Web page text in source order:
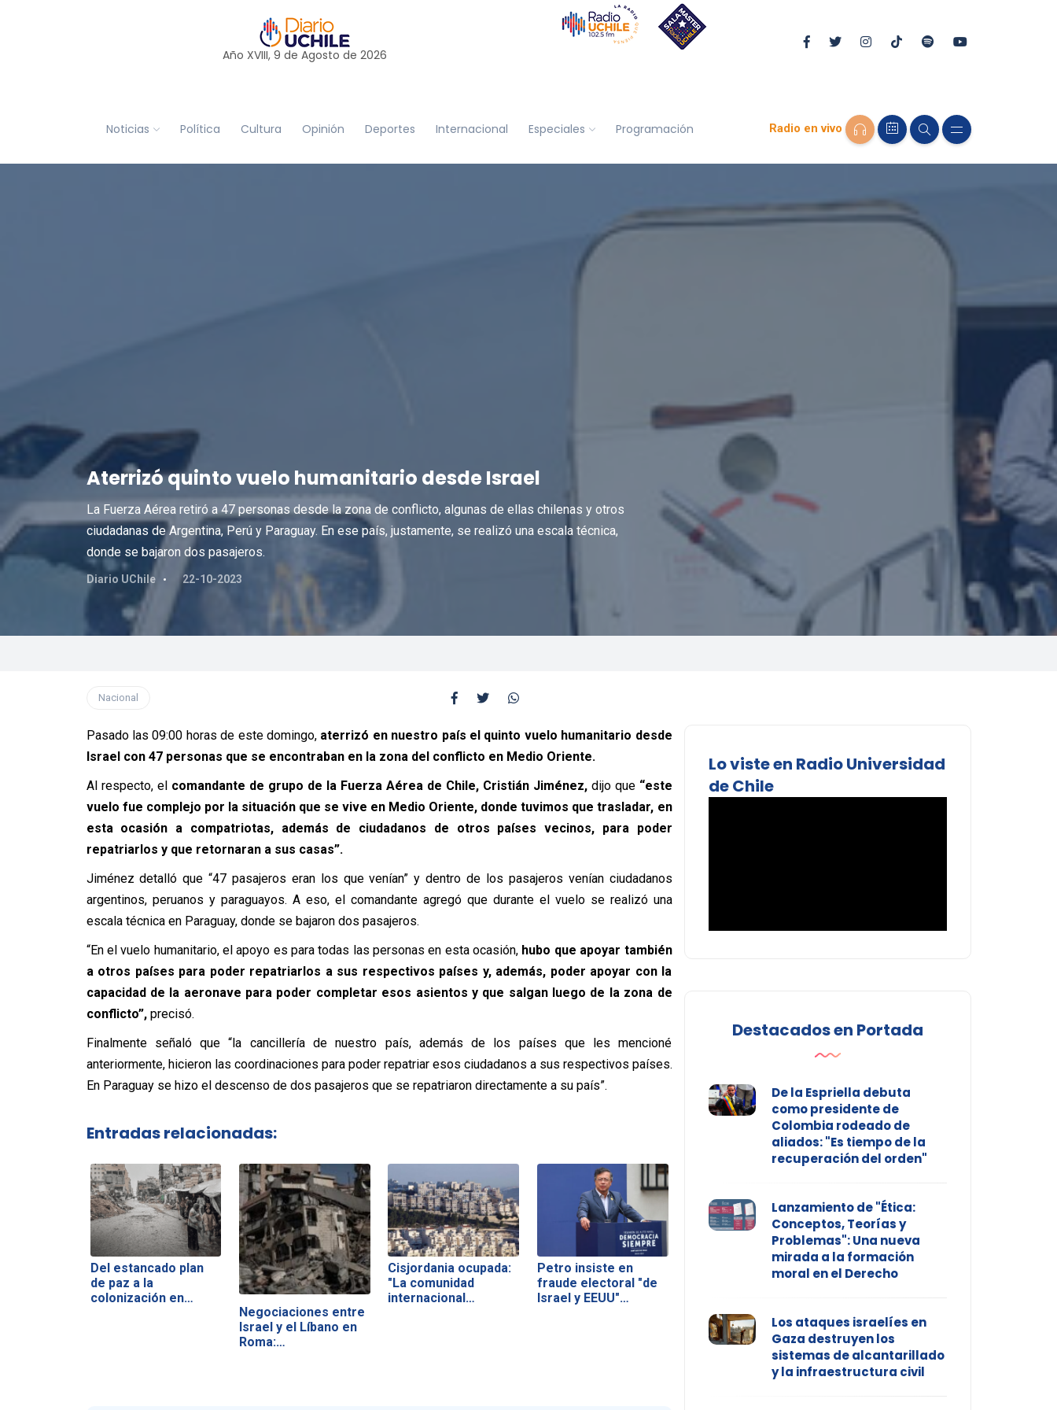
Año XVIII, 9 de Agosto de 2026
Noticias Política Cultura Opinión Deportes Internacional Especiales Programación Radio en vivo
Aterrizó quinto vuelo humanitario desde Israel
La Fuerza Aérea retiró a 47 personas desde la zona de conflicto, algunas de ellas chilenas y otros
ciudadanas de Argentina, Perú y Paraguay. En ese país, justamente, se realizó una escala técnica,
donde se bajaron dos pasajeros.
Diario UChile 22-10-2023
Nacional
Pasado las 09:00 horas de este domingo, aterrizó en nuestro país el quinto vuelo humanitario desde
Israel con 47 personas que se encontraban en la zona del conflicto en Medio Oriente.
Al respecto, el comandante de grupo de la Fuerza Aérea de Chile, Cristián Jiménez,dijo que “este
vuelo fue complejo por la situación que se vive en Medio Oriente, donde tuvimos que trasladar, en
esta ocasión a compatriotas, además de ciudadanos de otros países vecinos, para poder
repatriarlos y que retornaran a sus casas”.
Jiménez detalló que “47 pasajeros eran los que venían” y dentro de los pasajeros venían ciudadanos
argentinos, peruanos y paraguayos. A eso, el comandante agregó que durante el vuelo se realizó una
escala técnica en Paraguay, donde se bajaron dos pasajeros.
“En el vuelo humanitario, el apoyo es para todas las personas en esta ocasión, hubo que apoyar también
a otros países para poder repatriarlos a sus respectivos países y, además, poder apoyar con la
capacidad de la aeronave para poder completar esos asientos y que salgan luego de la zona de
conflicto”,precisó.
Finalmente señaló que “la cancillería de nuestro país, además de los países que les mencioné
anteriormente, hicieron las coordinaciones para poder repatriar esos ciudadanos a sus respectivos países.
En Paraguay se hizo el descenso de dos pasajeros que se repatriaron directamente a su país”.
Entradas relacionadas:
Del estancado plan
de paz a la
colonización en…
Negociaciones entre
Israel y el Líbano en
Roma:…
Cisjordania ocupada:
"La comunidad
internacional…
Petro insiste en
fraude electoral "de
Israel y EEUU"…
Lo viste en Radio Universidad
de Chile
Destacados en Portada
De la Espriella debuta
como presidente de
Colombia rodeado de
aliados: "Es tiempo de la
recuperación del orden"
Lanzamiento de "Ética:
Conceptos, Teorías y
Problemas": Una nueva
mirada a la formación
moral en el Derecho
Los ataques israelíes en
Gaza destruyen los
sistemas de alcantarillado
y la infraestructura civil